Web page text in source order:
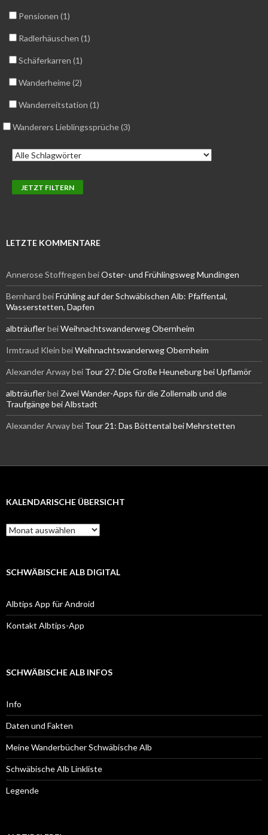
Pensionen (1)
Radlerhäuschen (1)
Schäferkarren (1)
Wanderheime (2)
Wanderreitstation (1)
Wanderers Lieblingssprüche (3)
LETZTE KOMMENTARE
Annerose Stoffregen beiOster- und Frühlingsweg Mundingen
Bernhard beiFrühling auf der Schwäbischen Alb: Pfaffental,
Wasserstetten, Dapfen
albträuflerbeiWeihnachtswanderweg Obernheim
Irmtraud Klein beiWeihnachtswanderweg Obernheim
Alexander Arwaybei Tour 27: Die Große Heuneburg bei Upflamör
albträuflerbei Zwei Wander-Apps für die Zollernalb und die
Traufgänge bei Albstadt
Alexander Arwaybei Tour 21: Das Böttental bei Mehrstetten
KALENDARISCHE ÜBERSICHT
Kalendarische
Übersicht
SCHWÄBISCHE ALB DIGITAL
Albtips App für Android
Kontakt Albtips-App
SCHWÄBISCHE ALB INFOS
Info
Daten und Fakten
Meine Wanderbücher Schwäbische Alb
Schwäbische Alb Linkliste
Legende